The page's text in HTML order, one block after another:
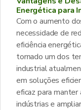
Energética para
Com o aumento
necessidade de
eficiência
tornado um dos
industrial
em soluções
eficaz para
indústrias e